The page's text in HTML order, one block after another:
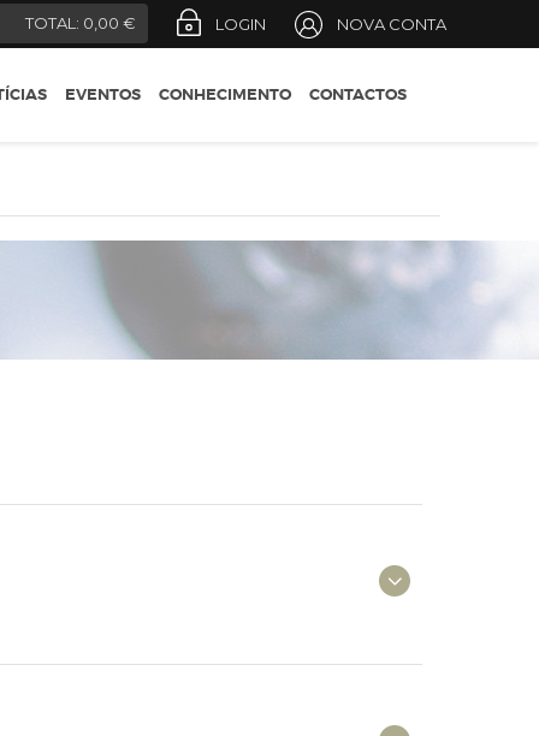
LOGIN NOVA CONTA
TOTAL: 0,00 €
EVENTOS CONHECIMENTO
REGIÕES
CONSELHOS DO
DESIGNAÇÕES OFICIAIS
CONTACTOS